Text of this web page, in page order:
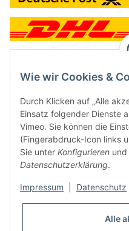
Neben dem Onlineshop
Frontline Games
Färbereiweg 3A
24358 Hütten
Oder mit Terminvereinbarung
Wie wir Cookies &
Durch Klicken auf „Alle
Einsatz folgender Dienste
Vimeo. Sie können die
(Fingerabdruck-Icon links
Sie unter Konfigurieren
Datenschutzerklärung.
Impressum Datenschutz
Alle